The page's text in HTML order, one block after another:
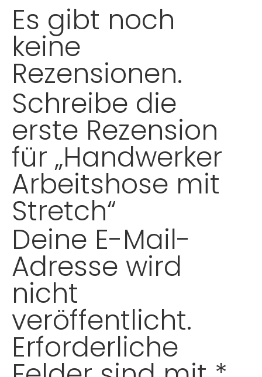
Es gibt noch
keine
Rezensionen.
Schreibe die
erste Rezension
für „Handwerker
Arbeitshose mit
Stretch“
Deine E-Mail-
Adresse wird
nicht
veröffentlicht.
Erforderliche